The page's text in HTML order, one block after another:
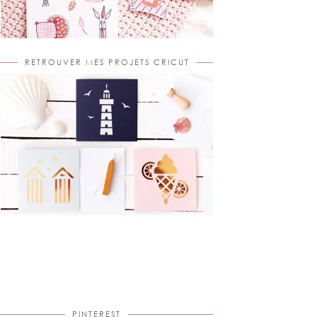
RETROUVER MES PROJETS CRICUT
PINTEREST